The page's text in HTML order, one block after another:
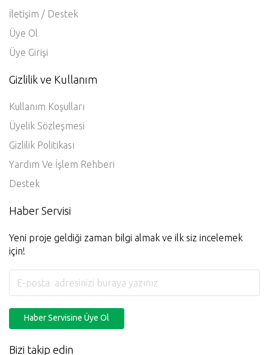
Hakkımızda
Sık Sorulan Sorular
İletişim / Destek
Üye Girişi
Gizlilik ve Kullanım
Kullanım Koşulları
Üyelik Sözleşmesi
Gizlilik Politikası
Destek
Haber Servisi
Yeni proje geldiği zaman bilgi almak ve ilk siz incelemek
için!
Haber Servisine Üye Ol